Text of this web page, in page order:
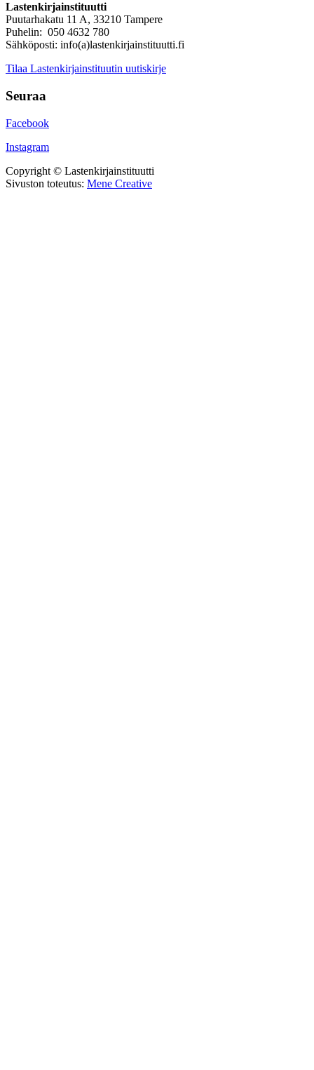
Lastenkirjainstituutti
Puutarhakatu 11 A, 33210 Tampere
Puhelin: 050 4632 780
Sähköposti: info(a)lastenkirjainstituutti.fi
Tilaa Lastenkirjainstituutin uutiskirje
Seuraa
Facebook
Instagram
Copyright © Lastenkirjainstituutti
Sivuston toteutus: Mene Creative